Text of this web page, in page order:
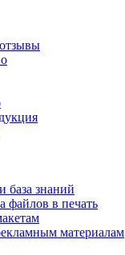
база знаний
файлов в печать
материалам